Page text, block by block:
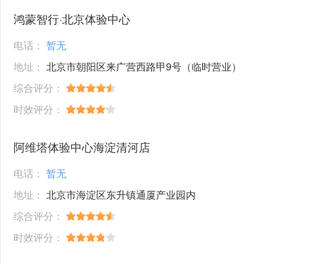
鸿蒙智行·北京体验中心
电话： 暂无
地址： 北京市朝阳区来广营西路甲9号（临时营业）
综合评分：
时效评分：
阿维塔体验中心海淀清河店
电话： 暂无
地址： 北京市海淀区东升镇通厦产业园内
综合评分：
时效评分：